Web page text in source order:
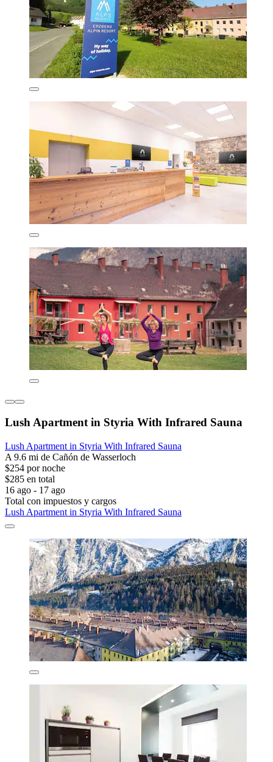
Lush Apartment in Styria With Infrared Sauna
Lush Apartment in Styria With Infrared Sauna
A 9.6 mi de Cañón de Wasserloch
$254 por noche
$285 en total
16 ago - 17 ago
Total con impuestos y cargos
Lush Apartment in Styria With Infrared Sauna